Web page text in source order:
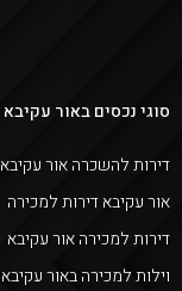
סוגי נכסים באור עקיבא
דירות להשכרה אור עקיבא
אור עקיבא דירות למכירה
דירות למכירה אור עקיבא
וילות למכירה באור עקיבא